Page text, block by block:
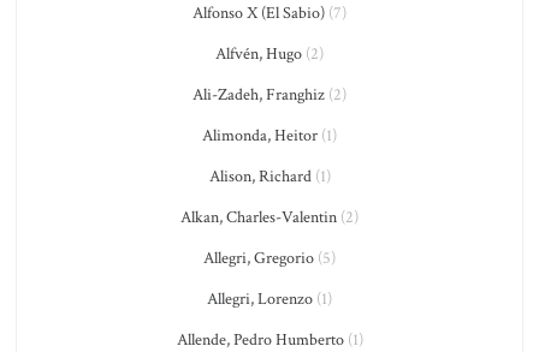
Alfonso X (El Sabio) (7)
Alfvén, Hugo (2)
Ali-Zadeh, Franghiz (2)
Alimonda, Heitor (1)
Alison, Richard(1)
Alkan, Charles-Valentin (2)
Allegri, Gregorio (5)
Allegri, Lorenzo (1)
Allende, Pedro Humberto(1)